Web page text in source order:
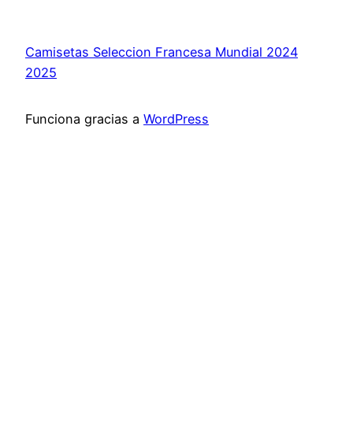
Camisetas Seleccion Francesa Mundial 2024
2025
Funciona gracias a WordPress